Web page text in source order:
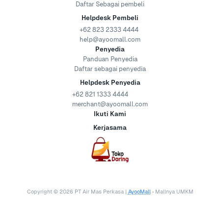
Daftar Sebagai pembeli
Helpdesk Pembeli
+62 823 2333 4444
help@ayoomall.com
Penyedia
Panduan Penyedia
Daftar sebagai penyedia
Helpdesk Penyedia
+62 821 1333 4444
merchant@ayoomall.com
Ikuti Kami
Kerjasama
Copyright © 2026 PT Air Mas Perkasa | AyooMall • Mallnya UMKM